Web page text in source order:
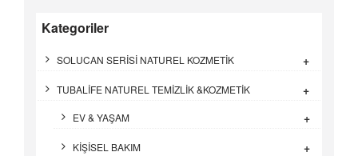
Kategoriler
SOLUCAN SERİSİ NATUREL KOZMETİK +
TUBALİFE NATUREL TEMİZLİK &KOZMETİK +
EV & YAŞAM +
KİŞİSEL BAKIM +